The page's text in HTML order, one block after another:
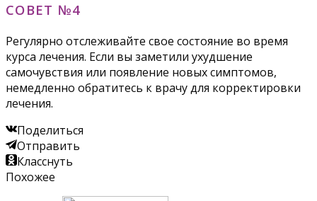
СОВЕТ №4
Регулярно отслеживайте свое состояние во время
курса лечения. Если вы заметили ухудшение
самочувствия или появление новых симптомов,
немедленно обратитесь к врачу для корректировки
лечения.
Поделиться
Отправить
Класснуть
Похожее